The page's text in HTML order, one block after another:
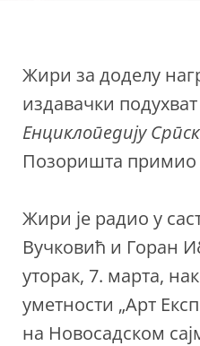
Жири за доделу
издавачки
Енциклопедију
Позоришта примио
Жири је радио у
Вучковић и Горан
уторак, 7. марта,
уметности „Арт
на Новосадском